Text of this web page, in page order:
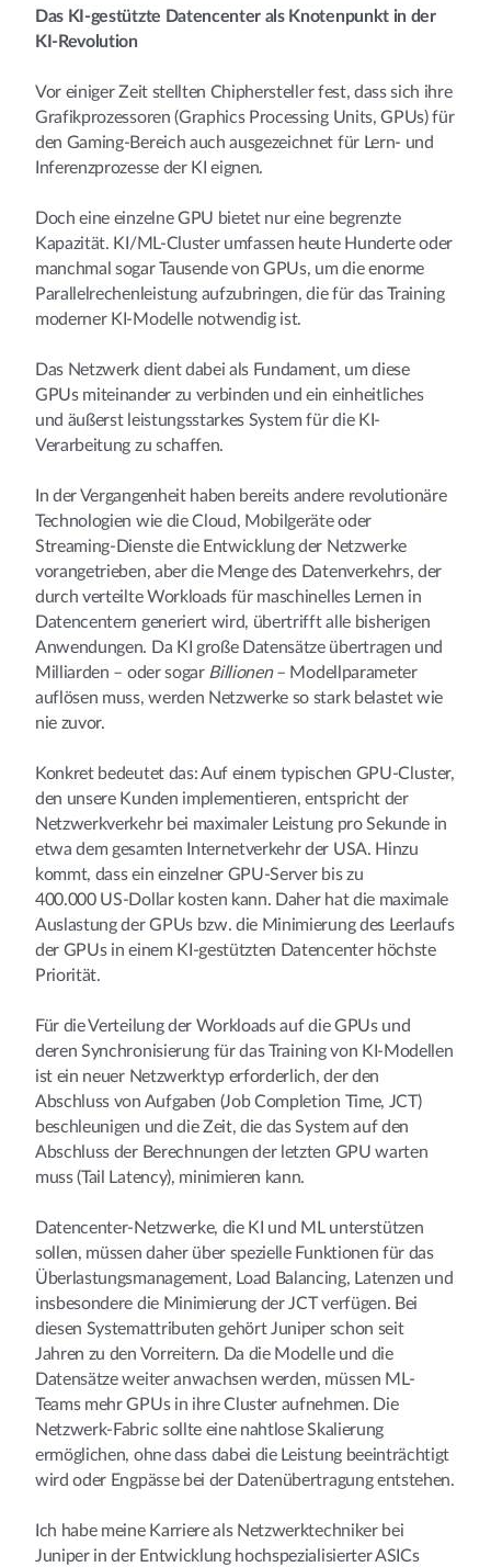
Das KI-gestützte Datencenter als Knotenpunkt in der
KI-Revolution
Vor einiger Zeit stellten Chiphersteller fest, dass sich ihre
Grafikprozessoren (Graphics Processing Units, GPUs) für
den Gaming-Bereich auch ausgezeichnet für Lern- und
Inferenzprozesse der KI eignen.
Doch eine einzelne GPU bietet nur eine begrenzte
Kapazität. KI/ML-Cluster umfassen heute Hunderte oder
manchmal sogar Tausende von GPUs, um die enorme
Parallelrechenleistung aufzubringen, die für das Training
moderner KI-Modelle notwendig ist.
Das Netzwerk dient dabei als Fundament, um diese
GPUs miteinander zu verbinden und ein einheitliches
und äußerst leistungsstarkes System für die KI-
Verarbeitung zu schaffen.
In der Vergangenheit haben bereits andere revolutionäre
Technologien wie die Cloud, Mobilgeräte oder
Streaming-Dienste die Entwicklung der Netzwerke
vorangetrieben, aber die Menge des Datenverkehrs, der
durch verteilte Workloads für maschinelles Lernen in
Datencentern generiert wird, übertrifft alle bisherigen
Anwendungen. Da KI große Datensätze übertragen und
Milliarden – oder sogar Billionen– Modellparameter
auflösen muss, werden Netzwerke so stark belastet wie
nie zuvor.
Konkret bedeutet das: Auf einem typischen GPU-Cluster,
den unsere Kunden implementieren, entspricht der
Netzwerkverkehr bei maximaler Leistung pro Sekunde in
etwa dem gesamten Internetverkehr der USA. Hinzu
kommt, dass ein einzelner GPU-Server bis zu
400.000 US-Dollar kosten kann. Daher hat die maximale
Auslastung der GPUs bzw. die Minimierung des Leerlaufs
der GPUs in einem KI-gestützten Datencenter höchste
Priorität.
Für die Verteilung der Workloads auf die GPUs und
deren Synchronisierung für das Training von KI-Modellen
ist ein neuer Netzwerktyp erforderlich, der den
Abschluss von Aufgaben (Job Completion Time, JCT)
beschleunigen und die Zeit, die das System auf den
Abschluss der Berechnungen der letzten GPU warten
muss (Tail Latency), minimieren kann.
Datencenter-Netzwerke, die KI und ML unterstützen
sollen, müssen daher über spezielle Funktionen für das
Überlastungsmanagement, Load Balancing, Latenzen und
insbesondere die Minimierung der JCT verfügen. Bei
diesen Systemattributen gehört Juniper schon seit
Jahren zu den Vorreitern. Da die Modelle und die
Datensätze weiter anwachsen werden, müssen ML-
Teams mehr GPUs in ihre Cluster aufnehmen. Die
Netzwerk-Fabric sollte eine nahtlose Skalierung
ermöglichen, ohne dass dabei die Leistung beeinträchtigt
wird oder Engpässe bei der Datenübertragung entstehen.
Ich habe meine Karriere als Netzwerktechniker bei
Juniper in der Entwicklung hochspezialisierter ASICs